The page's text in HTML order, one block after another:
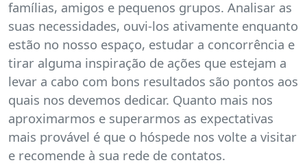
famílias, amigos e pequenos grupos. Analisar as
suas necessidades, ouvi-los ativamente enquanto
estão no nosso espaço, estudar a concorrência e
tirar alguma inspiração de ações que estejam a
levar a cabo com bons resultados são pontos aos
quais nos devemos dedicar. Quanto mais nos
aproximarmos e superarmos as expectativas
mais provável é que o hóspede nos volte a visitar
e recomende à sua rede de contatos.